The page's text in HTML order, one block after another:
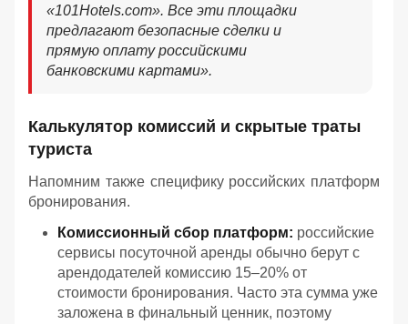
«101Hotels.com». Все эти площадки
предлагают безопасные сделки и
прямую оплату российскими
банковскими картами».
Калькулятор комиссий и скрытые траты
туриста
Напомним также специфику российских платформ
бронирования.
Комиссионный сбор платформ: российские
сервисы посуточной аренды обычно берут с
арендодателей комиссию 15–20% от
стоимости бронирования. Часто эта сумма уже
заложена в финальный ценник, поэтому